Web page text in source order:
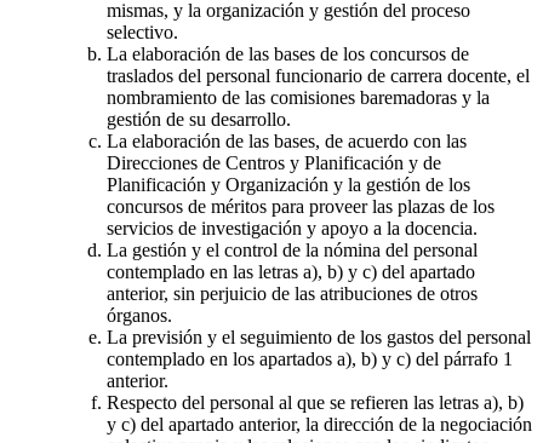
mismas, y la organización y gestión del proceso
selectivo.
La elaboración de las bases de los concursos de
traslados del personal funcionario de carrera docente, el
nombramiento de las comisiones baremadoras y la
gestión de su desarrollo.
La elaboración de las bases, de acuerdo con las
Direcciones de Centros y Planificación y de
Planificación y Organización y la gestión de los
concursos de méritos para proveer las plazas de los
servicios de investigación y apoyo a la docencia.
La gestión y el control de la nómina del personal
contemplado en las letras a), b) y c) del apartado
anterior, sin perjuicio de las atribuciones de otros
órganos.
La previsión y el seguimiento de los gastos del personal
contemplado en los apartados a), b) y c) del párrafo 1
anterior.
Respecto del personal al que se refieren las letras a), b)
y c) del apartado anterior, la dirección de la negociación